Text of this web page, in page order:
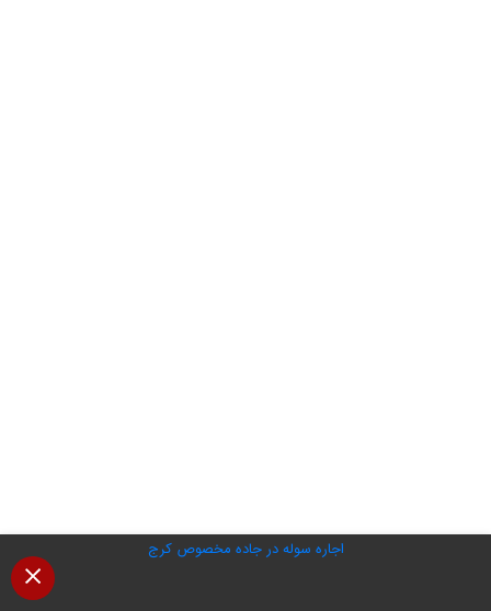
اجاره سوله در جاده مخصوص کرج